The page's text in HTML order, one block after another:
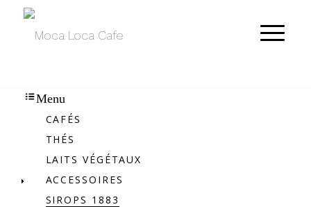
Menu
CAFÉS
THÉS
LAITS VÉGÉTAUX
ACCESSOIRES
SIROPS 1883